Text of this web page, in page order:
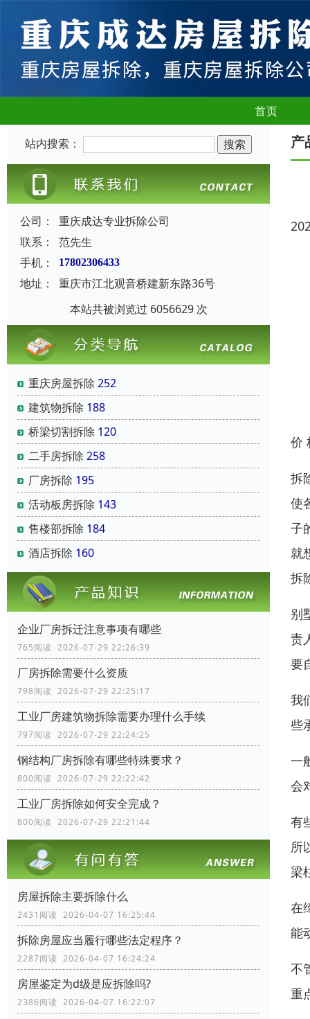
首页
站内搜索：
公司：
重庆成达专业拆除公司
联系：
范先生
手机：
17802306433
地址：
重庆市江北观音桥建新东路36号
本站共被浏览过 6056629 次
重庆房屋拆除 252
建筑物拆除 188
桥梁切割拆除 120
二手房拆除 258
厂房拆除 195
活动板房拆除 143
售楼部拆除 184
酒店拆除 160
企业厂房拆迁注意事项有哪些
765阅读 2026-07-29 22:26:39
厂房拆除需要什么资质
798阅读 2026-07-29 22:25:17
工业厂房建筑物拆除需要办理什么手续
797阅读 2026-07-29 22:24:25
钢结构厂房拆除有哪些特殊要求？
800阅读 2026-07-29 22:22:42
工业厂房拆除如何安全完成？
800阅读 2026-07-29 22:21:44
房屋拆除主要拆除什么
2431阅读 2026-04-07 16:25:44
拆除房屋应当履行哪些法定程序？
2287阅读 2026-04-07 16:24:24
房屋鉴定为d级是应拆除吗?
2386阅读 2026-04-07 16:22:07
产
价
拆
使
子
就
拆
别
责
要
我
些
一
会
有
所
梁
在
能
不
重